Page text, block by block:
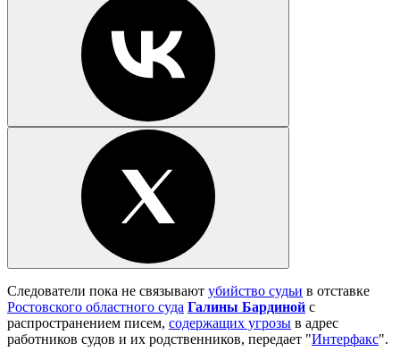
Следователи пока не связывают убийство судьи в отставке
Ростовского областного суда Галины Бардиной с
распространением писем, содержащих угрозы в адрес
работников судов и их родственников, передает "Интерфакс".